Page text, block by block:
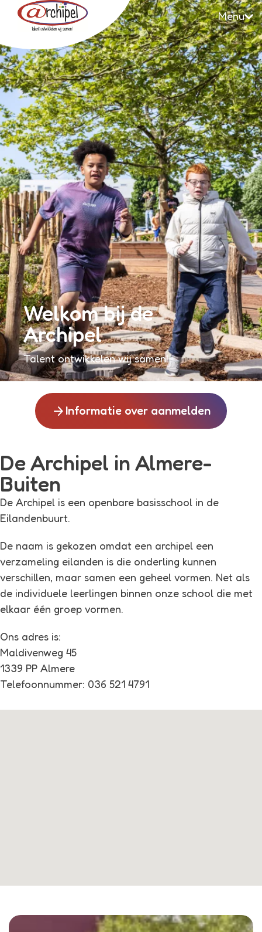
Archipel
Menu
Welkom bij de
Archipel
Talent ontwikkelen wij samen!
arrow_forward Informatie over aanmelden
De Archipel in Almere-
Buiten
De Archipel is een openbare basisschool in de
Eilandenbuurt.
De naam is gekozen omdat een archipel een
verzameling eilanden is die onderling kunnen
verschillen, maar samen een geheel vormen. Net als
de individuele leerlingen binnen onze school die met
elkaar één groep vormen.
Ons adres is:
Maldivenweg 45
1339 PP Almere
Telefoonnummer: 036 521 4791